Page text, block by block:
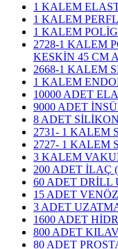
1 KALEM
1 KALEM
1 KALEM
2728-1 KALEM
KESKİN 45 CM
2668-1 KALEM
1 KALEM
10000 ADET
9000 ADET
8 ADET
2731- 1 KALEM
2727- 1 KALEM
3 KALEM
200 ADET İLAÇ
60 ADET DRİLL
15 ADET
3 ADET
1600 ADET
800 ADET
80 ADET